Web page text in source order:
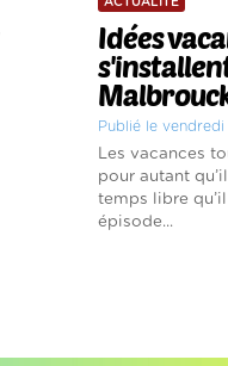
Idées
Publié le vendredi
Les vacances
pour autant
temps libre
épisode...